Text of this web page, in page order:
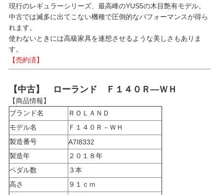
現行のレギュラーシリーズ、最高峰のYUS5の木目艶有モデル。
中古では滅多に出てこない機種で圧倒的なパフォーマンスが得ら
れます。
使わないときには高級家具を連想させるような美しさもありま
す。
【売約済】
【中古】 ローランド Ｆ１４０Ｒ―ＷＨ
【商品情報】
ブランド名
ＲＯＬＡＮＤ
モデル名
Ｆ１４０Ｒ－ＷＨ
製造番号
A7I8332
製造年
２０１８年
ペダル数
３本
高さ
９１ｃｍ